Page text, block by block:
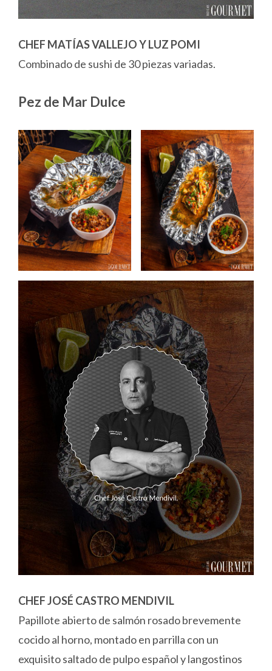
CHEF MATÍAS VALLEJO Y LUZ POMI
Combinado de sushi de 30 piezas variadas.
Pez de Mar Dulce
CHEF JOSÉ CASTRO MENDIVIL
Papillote abierto de salmón rosado brevemente
cocido al horno, montado en parrilla con un
exquisito saltado de pulpo español y langostinos